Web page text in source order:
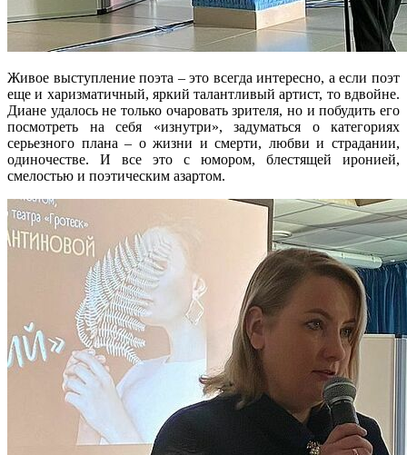
Живое выступление поэта – это всегда интересно, а если поэт
еще и харизматичный, яркий талантливый артист, то вдвойне.
Диане удалось не только очаровать зрителя, но и побудить его
посмотреть на себя «изнутри», задуматься о категориях
серьезного плана – о жизни и смерти, любви и страдании,
одиночестве. И все это с юмором, блестящей иронией,
смелостью и поэтическим азартом.